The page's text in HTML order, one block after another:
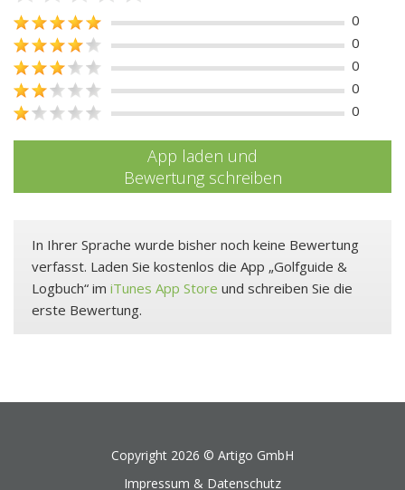
0
0
0
0
0
App laden und
Bewertung schreiben
In Ihrer Sprache wurde bisher noch keine Bewertung
verfasst. Laden Sie kostenlos die App „Golfguide &
Logbuch“ im iTunes App Store und schreiben Sie die
erste Bewertung.
Copyright 2026 © Artigo GmbH
Impressum & Datenschutz